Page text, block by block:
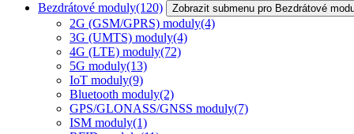
Bezdrátové moduly(120) Zobrazit submenu pro Bezdrátové
2G (GSM/GPRS) moduly(4)
3G (UMTS) moduly(4)
4G (LTE) moduly(72)
5G moduly(13)
IoT moduly(9)
Bluetooth moduly(2)
GPS/GLONASS/GNSS moduly(7)
ISM moduly(1)